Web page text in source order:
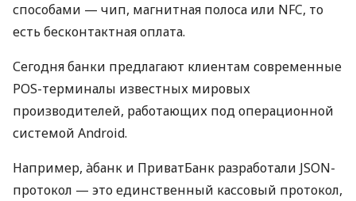
способами — чип, магнитная полоса или NFC, то
есть бесконтактная оплата.
Сегодня банки предлагают клиентам современные
POS-терминалы известных мировых
производителей, работающих под операционной
системой Android.
Например, àбанк и ПриватБанк разработали JSON-
протокол — это единственный кассовый протокол,